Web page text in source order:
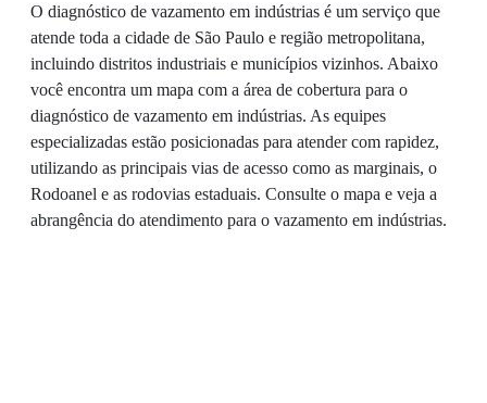
O diagnóstico de vazamento em indústrias é um serviço que
atende toda a cidade de São Paulo e região metropolitana,
incluindo distritos industriais e municípios vizinhos. Abaixo
você encontra um mapa com a área de cobertura para o
diagnóstico de vazamento em indústrias. As equipes
especializadas estão posicionadas para atender com rapidez,
utilizando as principais vias de acesso como as marginais, o
Rodoanel e as rodovias estaduais. Consulte o mapa e veja a
abrangência do atendimento para o vazamento em indústrias.